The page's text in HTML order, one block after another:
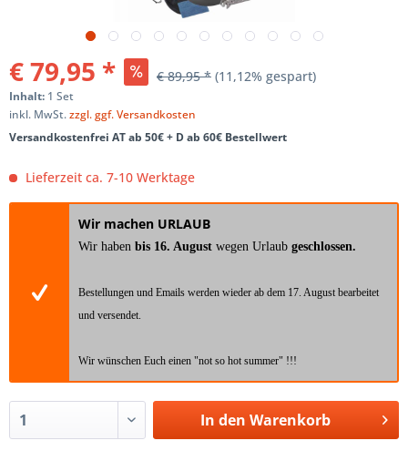
€ 79,95 * € 89,95 * (11,12% gespart)
Inhalt: 1 Set
inkl. MwSt.zzgl. ggf. Versandkosten
Versandkostenfrei AT ab 50€ + D ab 60€ Bestellwert
Lieferzeit ca. 7-10 Werktage
Wir machen URLAUB
Wir haben bis 16. August wegen Urlaub geschlossen.
Bestellungen und Emails werden wieder ab dem 17. August bearbeitet
und versendet.
Wir wünschen Euch einen "not so hot summer" !!!
In den Warenkorb